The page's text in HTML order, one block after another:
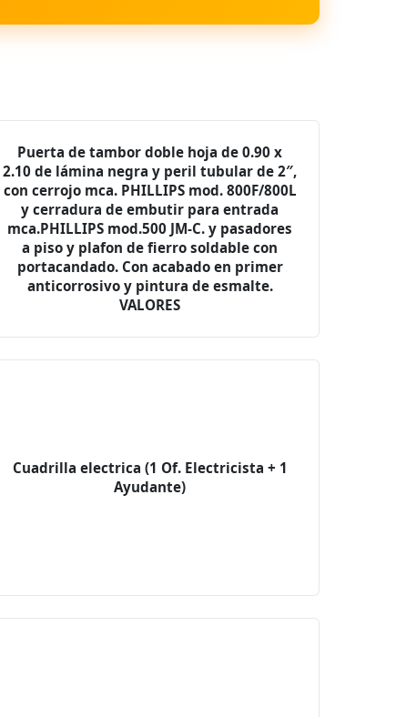
Puerta de tambor doble hoja de 0.90 x
2.10 de lámina negra y peril tubular de 2″,
con cerrojo mca. PHILLIPS mod. 800F/800L
y cerradura de embutir para entrada
mca.PHILLIPS mod.500 JM-C. y pasadores
a piso y plafon de fierro soldable con
portacandado. Con acabado en primer
anticorrosivo y pintura de esmalte.
VALORES
Cuadrilla electrica (1 Of. Electricista + 1
Ayudante)